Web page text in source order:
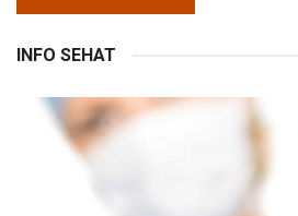
INFO SEHAT